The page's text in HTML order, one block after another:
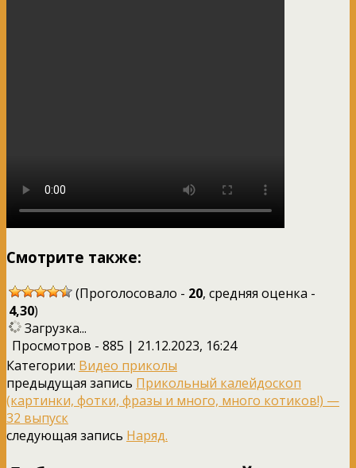
Смотрите также:
(Проголосовало - 20, средняя оценка -
4,30)
Загрузка...
Просмотров - 885 | 21.12.2023, 16:24
Категории: Видео приколы
предыдущая запись Прикольный калейдоскоп
(картинки, фотки, фразы и много, много котиков!) —
32 выпуск
следующая запись Наряд.